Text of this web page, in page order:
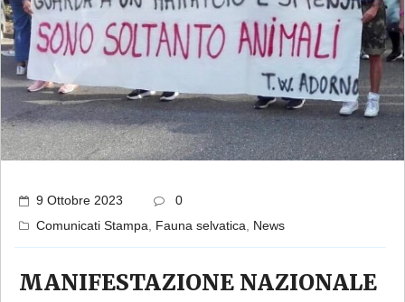
9 Ottobre 2023
0
Comunicati Stampa, Fauna selvatica, News
MANIFESTAZIONE NAZIONALE